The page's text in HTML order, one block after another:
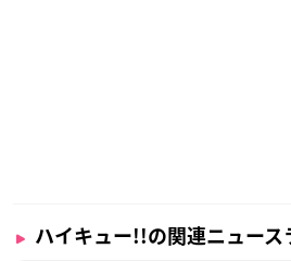
ハイキュー!!の関連ニュース